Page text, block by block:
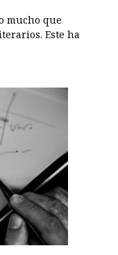
mucho que
Este ha